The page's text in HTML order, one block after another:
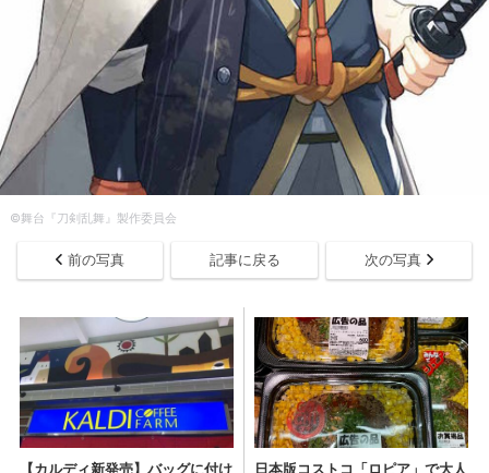
​©舞台『刀剣乱舞』製作委員会
前の写真 記事に戻る 次の写真